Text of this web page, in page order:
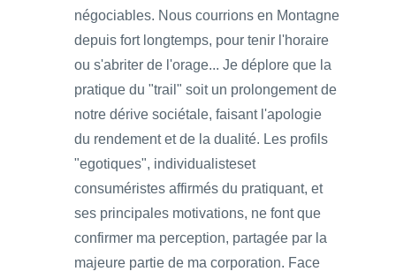
négociables. Nous courrions en Montagne
depuis fort longtemps, pour tenir l'horaire
ou s'abriter de l'orage... Je déplore que la
pratique du "trail" soit un prolongement de
notre dérive sociétale, faisant l'apologie
du rendement et de la dualité. Les profils
"egotiques", individualisteset
consuméristes affirmés du pratiquant, et
ses principales motivations, ne font que
confirmer ma perception, partagée par la
majeure partie de ma corporation. Face